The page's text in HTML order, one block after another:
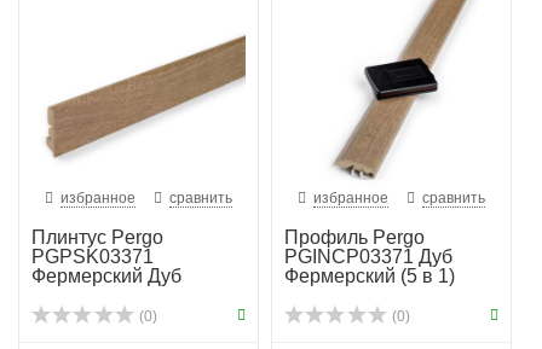
избранное сравнить
Плинтус Pergo
PGPSK03371
Фермерский Дуб
(0)
избранное сравнить
Профиль Pergo
PGINCP03371 Дуб
Фермерский (5 в 1)
(0)